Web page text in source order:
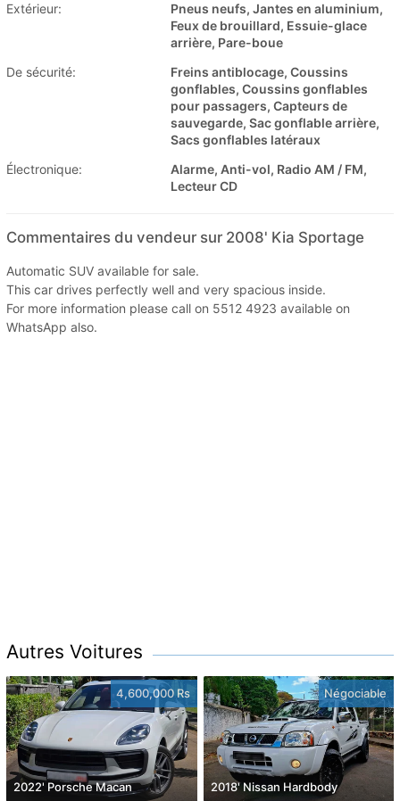
Extérieur:
Pneus neufs, Jantes en aluminium,
Feux de brouillard, Essuie-glace
arrière, Pare-boue
De sécurité:
Freins antiblocage, Coussins
gonflables, Coussins gonflables
pour passagers, Capteurs de
sauvegarde, Sac gonflable arrière,
Sacs gonflables latéraux
Électronique:
Alarme, Anti-vol, Radio AM / FM,
Lecteur CD
Commentaires du vendeur sur 2008' Kia Sportage
Automatic SUV available for sale.
This car drives perfectly well and very spacious inside.
For more information please call on 5512 4923 available on
WhatsApp also.
Autres Voitures
4,600,000 Rs
2022' Porsche Macan
Négociable
2018' Nissan Hardbody